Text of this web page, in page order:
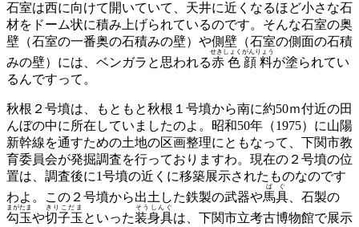
石室は西に向けて開いていて、天井に近くなるほど小さな石
材をドーム状に積み上げられているのです。そんな石室の奥
壁（石室の一番奥の石積みの壁）や側壁（石室の側面の石積
みの壁）には、ベンガラと思われる赤色顔料
せきしょくがんりょう
が塗られてい
るんですって。
秋根２号墳は、もともと秋根１号墳から南に約50ｍ付近の田
んぼの中に所在していましたのよ。昭和50年（1975）に山陽
新幹線を通すための土地の区画整理にともなって、下関市教
育委員会が発掘調査を行っておりますわ。現在の２号墳の位
置は、調査後に1号墳の近くに移築展示されたものなのです
わよ。この２号墳から出土した鉄製の武器や馬具
ばぐ
、石製の
勾玉
まがたま
や切子玉
きりこだま
といった装身具
そうしんぐ
は、下関市立考古博物館で展示